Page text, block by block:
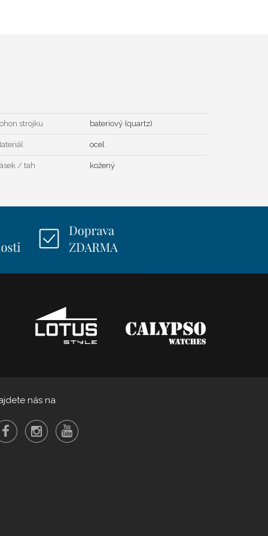
strojku bateriový (quartz)
ocel
/ tah kožený
nás na